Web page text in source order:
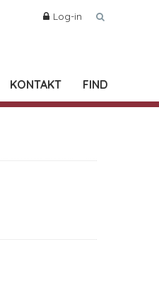
Log-in
KONTAKT FIND